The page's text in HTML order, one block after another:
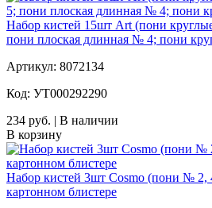
Набор кистей 15шт Art (пони
пони плоская длинная № 4; пони
Артикул: 8072134
Код: УТ000292290
234 руб. | В наличии
В корзину
Набор кистей 3шт Cosmo (пони № 2,
картонном блистере